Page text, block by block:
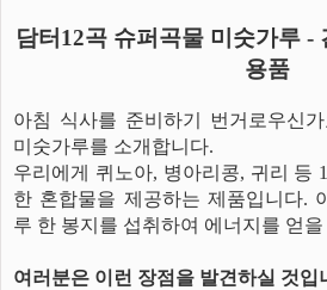
담터12곡 슈퍼곡물 미숫가루 -
용품
아침 식사를 준비하기 번거로우신
미숫가루를 소개합니다.
우리에게 퀴노아, 병아리콩, 귀리 등
한 혼합물을 제공하는 제품입니다.
루 한 봉지를 섭취하여 에너지를 얻
여러분은 이런 장점을 발견하실 것입